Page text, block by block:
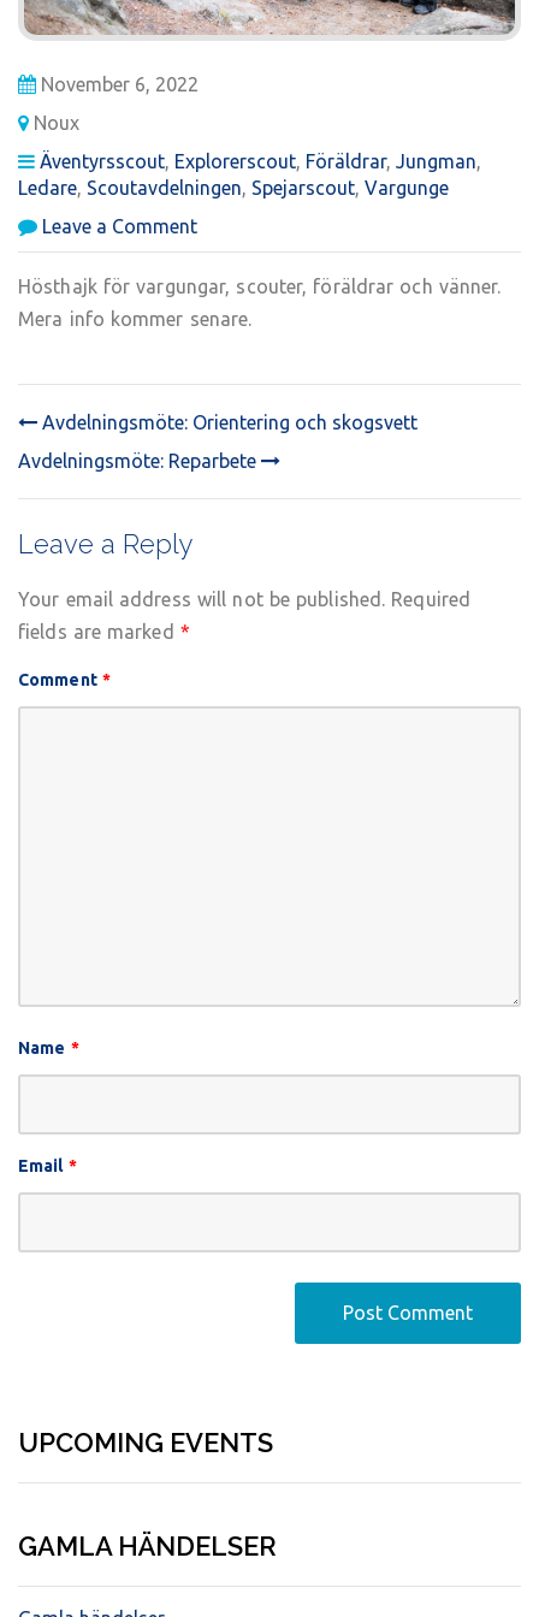
November 6, 2022
Noux
Äventyrsscout Explorerscout Föräldrar, Jungman
Ledare Scoutavdelningen Spejarscout Vargunge
Leave a Commenton
Hösthajk
Hösthajk för vargungar, scouter, föräldrar och vänner.
Mera info kommer senare.
POST
NAVIGATION
Avdelningsmöte: Orientering och skogsvett
Avdelningsmöte: Reparbete
Leave a Reply
Your email address will not be published.
Required
fields are marked *
Comment *
Name *
Email *
UPCOMING EVENTS
GAMLA HÄNDELSER